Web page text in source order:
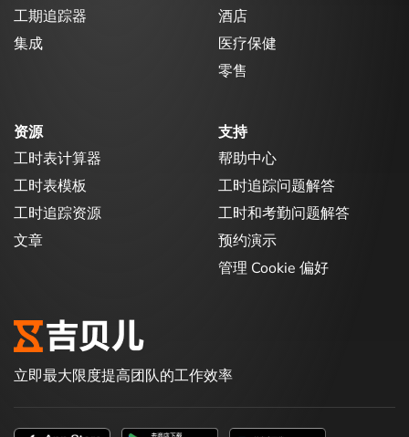
工期追踪器
集成
酒店
医疗保健
零售
资源
工时表计算器
工时表模板
工时追踪资源
文章
支持
帮助中心
工时追踪问题解答
工时和考勤问题解答
预约演示
管理 Cookie 偏好
立即最大限度提高团队的工作效率